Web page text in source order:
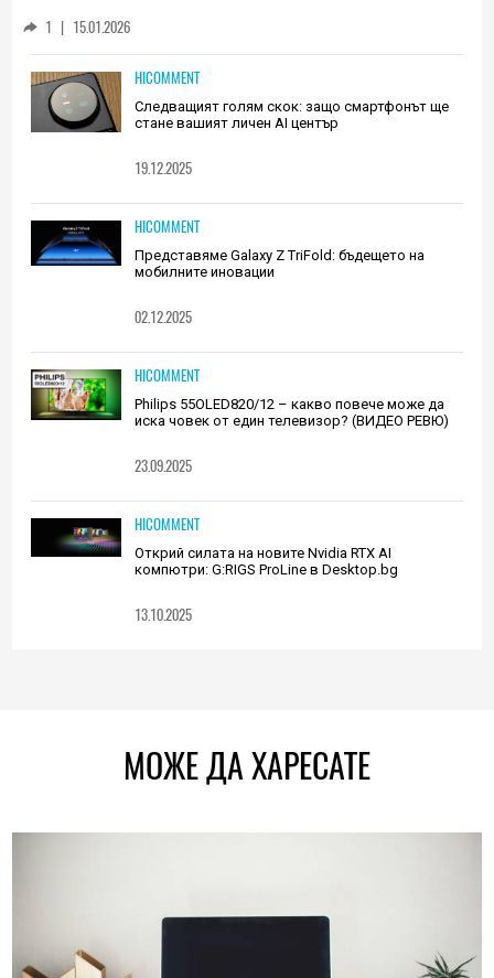
1 | 15.01.2026
HICOMMENT
Следващият голям скок: защо смартфонът ще
стане вашият личен AI център
19.12.2025
HICOMMENT
Представяме Galaxy Z TriFold: бъдещето на
мобилните иновации
02.12.2025
HICOMMENT
Philips 55OLED820/12 – какво повече може да
иска човек от един телевизор? (ВИДЕО РЕВЮ)
23.09.2025
HICOMMENT
Открий силата на новите Nvidia RTX AI
компютри: G:RIGS ProLine в Desktop.bg
13.10.2025
МОЖЕ ДА ХАРЕСАТЕ